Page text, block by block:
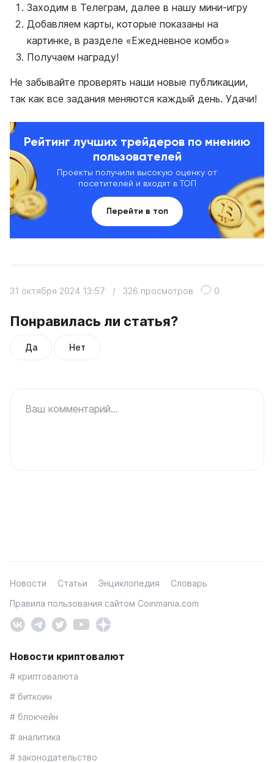
Заходим в Телеграм, далее в нашу мини-игру
Добавляем карты, которые показаны на
картинке, в разделе «Ежедневное комбо»
Получаем награду!
Не забывайте проверять наши новые публикации,
так как все задания меняются каждый день. Удачи!
Рейтинг лучших трейдеров по мнению
пользователей
Проекты получили высокую оценку от
посетителей и входят в ТОП
Перейти в топ
Понравилась ли статья?
Да Нет
31 октября 2024 13:57 / 326 просмотров 0
Ваш комментарий...
Новости Статьи Энциклопедия
Словарь
Правила пользования сайтом Coinmania.com
Новости криптовалют
# криптовалюта
# биткоин
# блокчейн
# аналитика
# законодательство